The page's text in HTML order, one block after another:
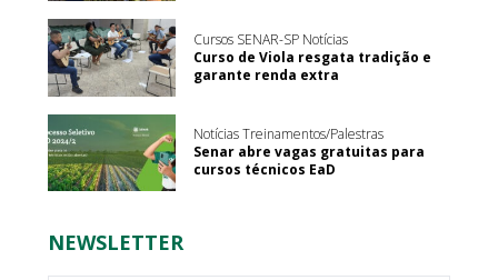
Cursos SENAR-SP Notícias
Curso de Viola resgata tradição e
garante renda extra
Notícias Treinamentos/Palestras
Senar abre vagas gratuitas para
cursos técnicos EaD
NEWSLETTER